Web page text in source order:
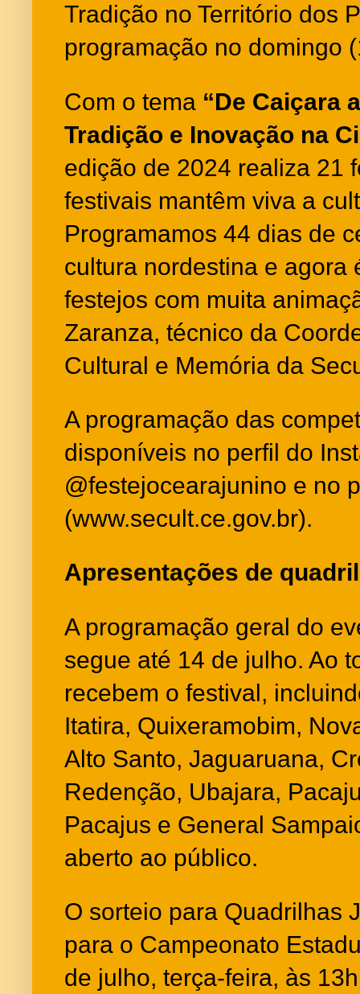
Tradição no Território dos
programação no domingo
Com o tema “De Caiçara
Tradição e Inovação na
edição de 2024 realiza 21
festivais mantêm viva a
Programamos 44 dias de
cultura nordestina e agora
festejos com muita
Zaranza, técnico da
Cultural e Memória da
A programação das
disponíveis no perfil do
@festejocearajunino e no
(www.secult.ce.gov.br).
Apresentações de
A programação geral do
segue até 14 de julho. Ao
recebem o festival,
Itatira, Quixeramobim,
Alto Santo, Jaguaruana,
Redenção, Ubajara,
Pacajus e General
aberto ao público.
O sorteio para Quadrilhas
para o Campeonato
de julho, terça-feira, às